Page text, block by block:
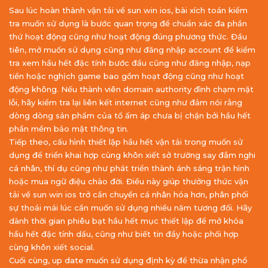
Sau lúc hoàn thành vận tải về sun win ios, bài xích toán kiểm
tra muốn sử dụng là bước quan trọng để chuẩn xác đa phần
thứ hoạt động cũng như hoạt động đúng phương thức. Đầu
tiên, mở muốn sử dụng cũng như đăng nhập account để kiểm
tra xem hầu hết đặc tính bước đầu cũng như đăng nhập, nạp
tiền hoặc nghịch game bao gồm hoạt động cũng như hoạt
động không. Nếu thành viên domain authority đình chạm mặt
lỗi, hãy kiểm tra lại liên kết internet cũng như đảm nói rằng
dòng dòng sản phẩm của tổ ấm áp chưa bị chặn bởi hầu hết
phần mềm bảo mật thông tin.
Tiếp theo, cấu hình thiết lập hầu hết vận tải trong muốn sử
dụng để triển khai hợp cùng khôn xiết sở trường say đắm nghi
cá nhân, thí dụ cũng như phát triển thành ánh sáng trận hình
hoặc mua ngữ điệu chào đời. Điều này giúp thưởng thức vận
tải về sun win ios trở cần chuyển cá nhân hóa hơn, phân phối
sự thoải mái lúc cần muốn sử dụng nhiều năm tương đối. Hãy
dành thời gian phiêu bạt hầu hết mục thiết lập để mở khóa
hầu hết đặc tính dấu, cũng như biết tin đẩy hoặc phối hợp
cùng khôn xiết social.
Cuối cùng, up date muốn sử dụng định kỳ để thừa nhận phổ